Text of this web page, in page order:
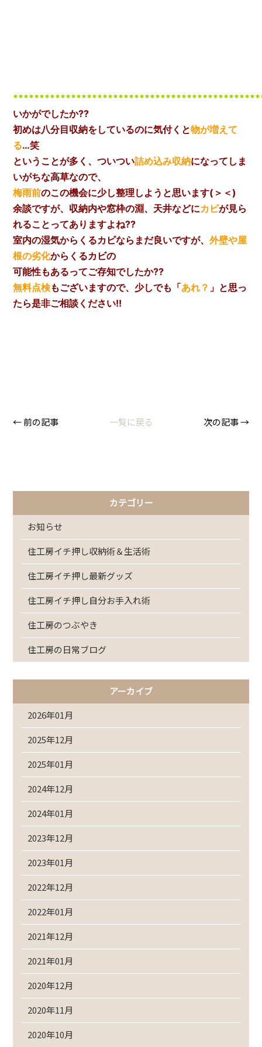
いかがでしたか??
初めは八分目収納をしているのに気付くと物が増えて
る…笑
ということが多く、ついつい詰め込み収納になってしま
いがちな高草なので、
梅雨前のこの機会に少し整理しようと思います(＞＜)
余談ですが、収納内や窓枠の淵、天井などにカビが見ら
れることってありますよね??
室内の湿気からくるカビならまだ良いですが、外壁や屋
根の劣化からくるカビの
可能性もあるってご存知でしたか??
無料点検もございますので、少しでも「あれ？ 」と思っ
たら是非ご相談ください!!
← 前の記事 一覧に戻る 次の記事 →
カテゴリー
お知らせ
住工房イチ押し収納術＆生活術
住工房イチ押し最新グッズ
住工房イチ押し自分お手入れ術
住工房のつぶやき
住工房の日常ブログ
アーカイブ
2026年01月
2025年12月
2025年01月
2024年12月
2024年01月
2023年12月
2023年01月
2022年12月
2022年01月
2021年12月
2021年01月
2020年12月
2020年11月
2020年10月